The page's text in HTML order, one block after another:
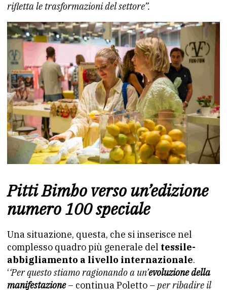
rifletta le trasformazioni del settore”.
Pitti Bimbo verso un’edizione
numero 100 speciale
Una situazione, questa, che si inserisce nel
complesso quadro più generale del tessile-
abbigliamento a livello internazionale.
‘‘Per questo stiamo ragionando a un’evoluzione della
manifestazione– continua Poletto – per ribadire il